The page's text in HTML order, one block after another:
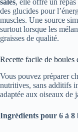
salés, elle offre un
des glucides pour
muscles. Une source
surtout lorsque les
graisses de qualité.
Recette facile de boules
Vous pouvez préparer
nutritives, sans additifs
adaptée aux oiseaux de
Ingrédients pour 6 à 8